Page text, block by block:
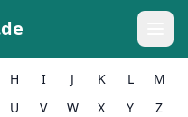
H I J K L
M
U V W X Y Z